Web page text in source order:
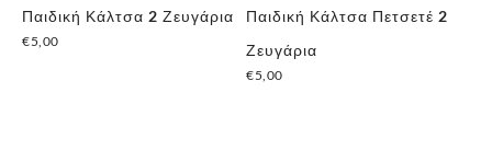
Παιδική Κάλτσα 2 Ζευγάρια
€5,00
Παιδική Κάλτσα Πετσετέ 2
Ζευγάρια
€5,00